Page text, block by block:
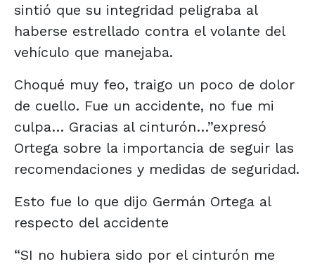
sintió que su integridad peligraba al
haberse estrellado contra el volante del
vehículo que manejaba.
Choqué muy feo, traigo un poco de dolor
de cuello. Fue un accidente, no fue mi
culpa… Gracias al cinturón…”expresó
Ortega sobre la importancia de seguir las
recomendaciones y medidas de seguridad.
Esto fue lo que dijo Germán Ortega al
respecto del accidente
“SI no hubiera sido por el cinturón me